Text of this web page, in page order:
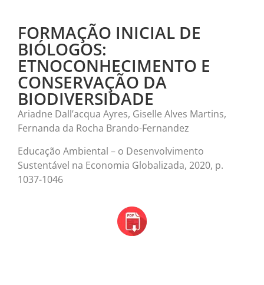
FORMAÇÃO INICIAL DE
BIÓLOGOS:
ETNOCONHECIMENTO E
CONSERVAÇÃO DA
BIODIVERSIDADE
Ariadne Dall’acqua Ayres, Giselle Alves Martins,
Fernanda da Rocha Brando-Fernandez
Educação Ambiental – o Desenvolvimento
Sustentável na Economia Globalizada, 2020, p.
1037-1046